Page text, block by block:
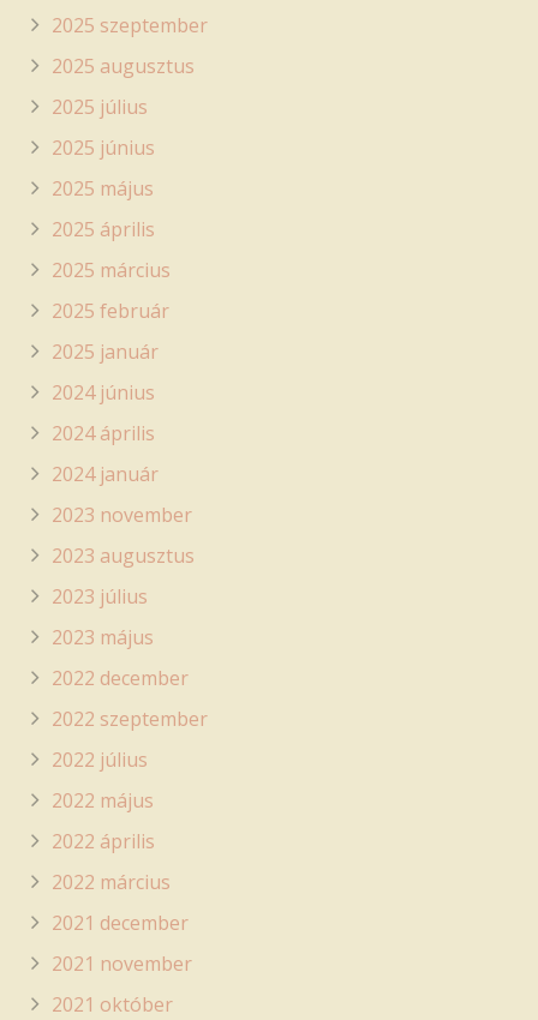
2025 szeptember
2025 augusztus
2025 július
2025 június
2025 május
2025 április
2025 március
2025 február
2025 január
2024 június
2024 április
2024 január
2023 november
2023 augusztus
2023 július
2023 május
2022 december
2022 szeptember
2022 július
2022 május
2022 április
2022 március
2021 december
2021 november
2021 október